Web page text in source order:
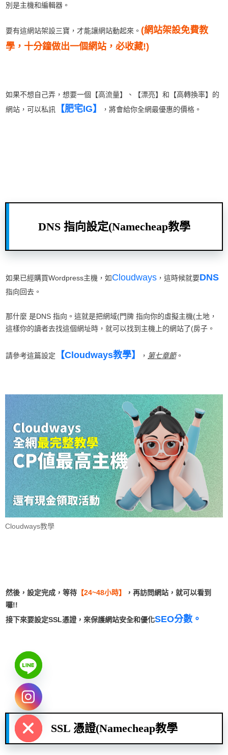
別是主機和編輯器。
要有這網站架設三寶，才能讓網站動起來。 (網站架設免費教
學，十分鐘做出一個網站，必收藏!)
如果不想自己弄，想要一個【高流量】、【漂亮】和【高轉換率】的
網站，可以私訊
【肥宅IG】 ，將會給你全網最優惠的價格。
DNS 指向設定(Namecheap教學
如果已經購買Wordpress主機，如Cloudways ，這時候就要DNS
指向回去。
那什麼 是DNS 指向。這就是把網域(門牌 指向你的虛擬主機(土地，
這樣你的讀者去找這個網址時，就可以找到主機上的網站了(房子。
請參考這篇設定 【Cloudways教學】 ， 第七章節。
Cloudways教學
然後，設定完成，等待 【24~48小時】
，再訪問網站，就可以看到
囉!!
接下來要設定SSL憑證，來保護網站安全和優化SEO分數。
SSL 憑證(Namecheap教學
Hide
chaty